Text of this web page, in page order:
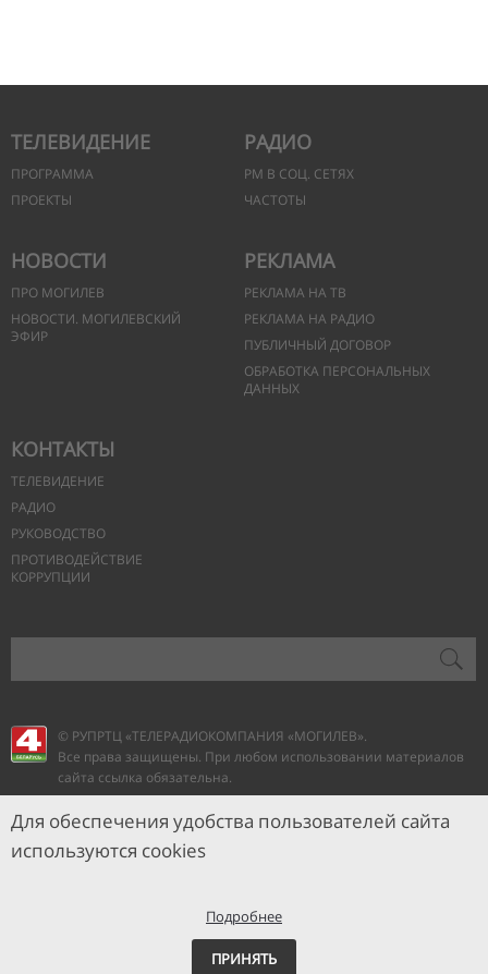
ТЕЛЕВИДЕНИЕ
ПРОГРАММА
ПРОЕКТЫ
РАДИО
РМ В СОЦ. СЕТЯХ
ЧАСТОТЫ
НОВОСТИ
ПРО МОГИЛЕВ
НОВОСТИ. МОГИЛЕВСКИЙ
ЭФИР
РЕКЛАМА
РЕКЛАМА НА ТВ
РЕКЛАМА НА РАДИО
ПУБЛИЧНЫЙ ДОГОВОР
ОБРАБОТКА ПЕРСОНАЛЬНЫХ
ДАННЫХ
КОНТАКТЫ
ТЕЛЕВИДЕНИЕ
РАДИО
РУКОВОДСТВО
ПРОТИВОДЕЙСТВИЕ
КОРРУПЦИИ
© РУПРТЦ «ТЕЛЕРАДИОКОМПАНИЯ «МОГИЛЕВ».
Все права защищены. При любом использовании материалов
сайта ссылка обязательна.
Для обеспечения удобства пользователей сайта
используются cookies
Подробнее
ПРИНЯТЬ